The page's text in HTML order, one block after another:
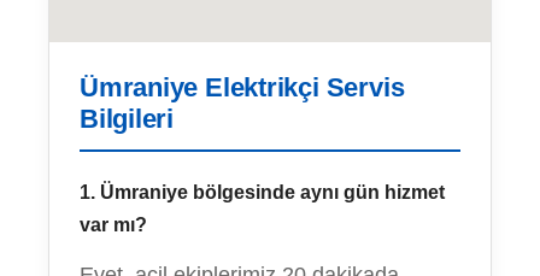
Ümraniye Elektrikçi Servis
Bilgileri
1. Ümraniye bölgesinde aynı gün hizmet
var mı?